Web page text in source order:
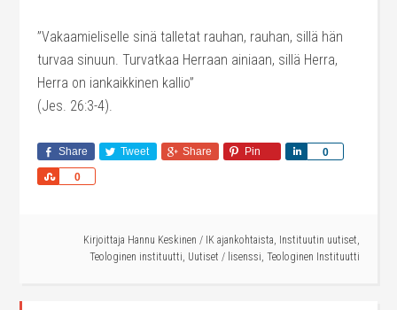
”Vakaamieliselle sinä talletat rauhan, rauhan, sillä hän
turvaa sinuun. Turvatkaa Herraan ainiaan, sillä Herra,
Herra on iankaikkinen kallio”
(Jes. 26:3-4).
Share Tweet Share Pin 0
Share
0
Share
Kirjoittaja Hannu Keskinen / IK ajankohtaista, Instituutin uutiset,
Teologinen instituutti, Uutiset / lisenssi, Teologinen Instituutti